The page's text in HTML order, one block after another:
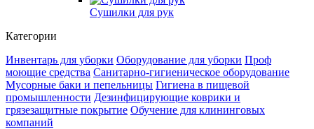
Сушилки для рук
Категории
Инвентарь для уборки Оборудование для уборки Проф
моющие средства Санитарно-гигиеническое оборудование
Мусорные баки и пепельницы Гигиена в пищевой
промышленности Дезинфицирующие коврики и
грязезащитные покрытие Обучение для клининговых
компаний